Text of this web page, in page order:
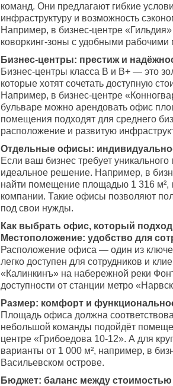
команд. Они предлагают гибкие
инфраструктуру и возможность
Например, в бизнес-центре
коворкинг-зоны с удобными
Бизнес-центры: престиж и
Бизнес-центры класса B и B+ — это
которые хотят сочетать доступную
Например, в бизнес-центре
бульваре можно арендовать офис
помещения подходят для среднего
расположение и развитую
Отдельные офисы:
Если ваш бизнес требует
идеальное решение. Например, в
найти помещение площадью 1 316 м²,
компании. Такие офисы позволяют
под свои нужды.
Как выбрать офис, который
Местоположение: удобство для
Расположение офиса — один из
легко доступен для сотрудников и
«Калинкинъ» на набережной реки
доступности от станции метро
Размер: комфорт и
Площадь офиса должна
небольшой команды подойдёт
центре «Грибоедова 10-12». А для
варианты от 1 000 м², например, в
Васильевском острове.
Бюджет: баланс между стоимостью